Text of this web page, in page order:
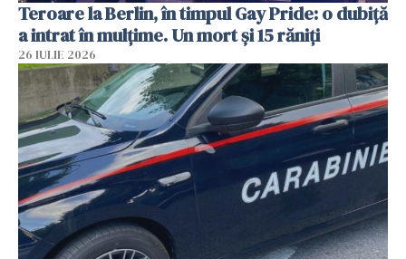
Teroare la Berlin, în timpul Gay Pride: o dubiță
a intrat în mulțime. Un mort și 15 răniți
26 IULIE 2026